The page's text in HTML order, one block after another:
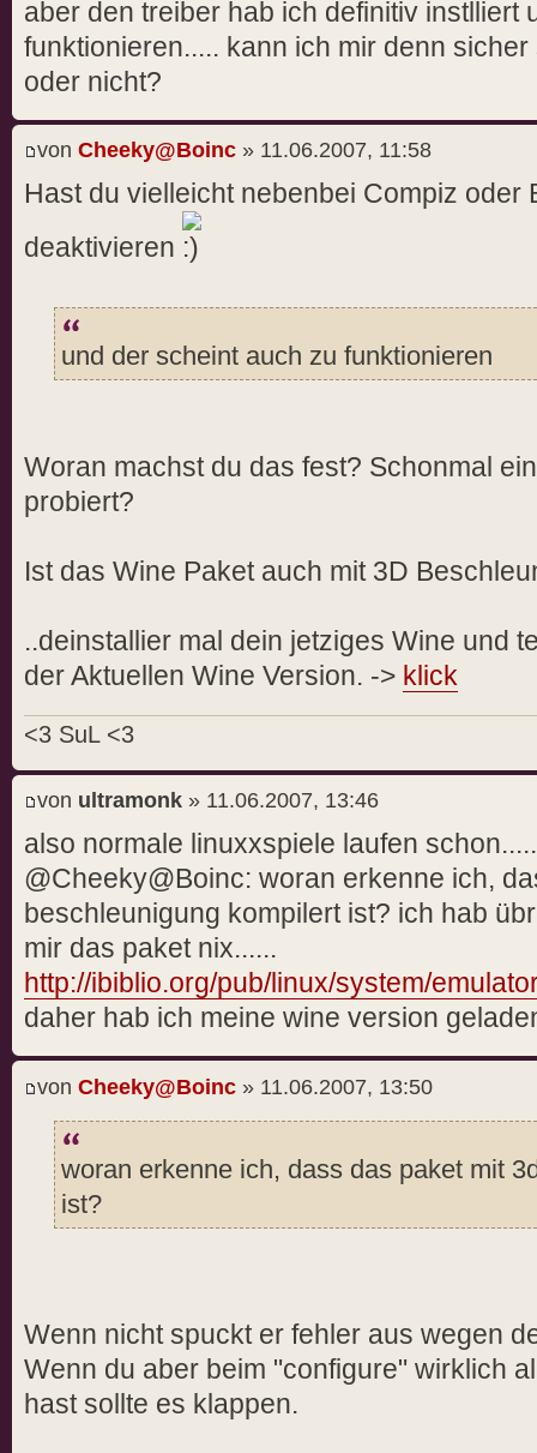
aber den treiber hab ich definitiv instlliert
funktionieren..... kann ich mir denn
oder nicht?
von Cheeky@Boinc » 11.06.2007, 11:58
Hast du vielleicht nebenbei Compiz oder
deaktivieren
und der scheint auch zu funktionieren
Woran machst du das fest? Schonmal
probiert?
Ist das Wine Paket auch mit 3D
..deinstallier mal dein jetziges Wine und
der Aktuellen Wine Version. -> klick
<3 SuL <3
von ultramonk » 11.06.2007, 13:46
also normale linuxxspiele laufen
@Cheeky@Boinc: woran erkenne ich,
beschleunigung kompilert ist? ich hab
mir das paket nix......
http://ibiblio.org/pub/linux/system/
daher hab ich meine wine version
von Cheeky@Boinc » 11.06.2007, 13:50
woran erkenne ich, dass das paket mit
ist?
Wenn nicht spuckt er fehler aus wegen
Wenn du aber beim "configure" wirklich
hast sollte es klappen.